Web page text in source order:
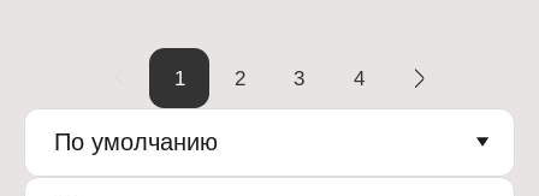
1 2 3 4
По умолчанию